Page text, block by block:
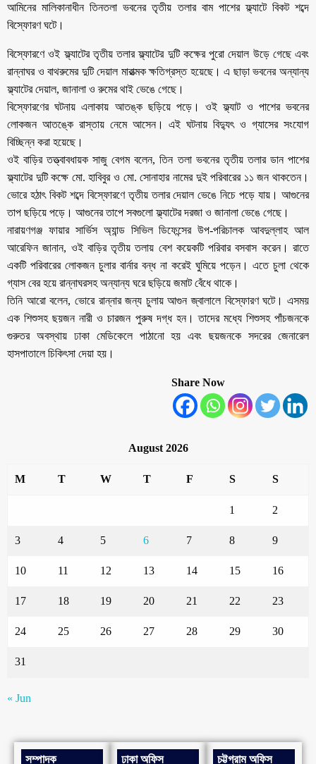
আমিনের মালিকানাধীন তিনতলা ভবনের তৃতীয় তলার বাম পাশের ফ্ল্যাটে বিকট শব্দে
বিস্ফোরণ ঘটে।
বিস্ফোরণে ওই ফ্ল্যাটের তৃতীয় তলার ফ্ল্যাটের দুটি কক্ষের পুরো দেয়াল উড়ে গেছে এবং
রান্নাঘর ও বাথরুমের দুটি দেয়াল মারাত্মক ক্ষতিগ্রস্ত হয়েছে। এ ছাড়া ভবনের অন্যান্য
ফ্ল্যাটের দেয়াল, জানালা ও রুমের থাই ভেঙে গেছে।
বিস্ফোরণের ঘটনায় এলাকায় আতঙ্ক ছড়িয়ে পড়ে। ওই ফ্ল্যাট ও পাশের ভবনের
লোকজন আতঙ্কে রাস্তায় নেমে আসেন। এই ঘটনায় বিদ্যুৎ ও গ্যাসের সংযোগ
বিচ্ছিন্ন করা হয়েছে।
ওই বাড়ির তত্ত্বাবধায়ক সাজু বেগম বলেন, তিন তলা ভবনের তৃতীয় তলার ডান পাশের
ফ্ল্যাটের দুটি কক্ষে মো. হাবিবুর ও মো. সোনাহার নামের দুই পরিবারের ১১ জন থাকতেন।
ভোরে হঠাৎ বিকট শব্দে বিস্ফোরণে তৃতীয় তলার দেয়াল ভেঙে নিচে পড়ে যায়। আগুনের
তাপ ছড়িয়ে পড়ে। আগুনের তাপে সবগুলো ফ্ল্যাটের দরজা ও জানালা ভেঙে গেছে।
নারায়ণগঞ্জ ফায়ার সার্ভিস অ্যান্ড সিভিল ডিফেন্সের উপ-পরিচালক আবদুল্লাহ আল
আরেফিন জানান, ওই বাড়ির তৃতীয় তলায় বেশ কয়েকটি পরিবার বসবাস করেন। রাতে
একটি পরিবারের লোকজন চুলার বার্নার বন্ধ না করেই ঘুমিয়ে পড়েন। এতে চুলা থেকে
গ্যাস বের হয়ে রান্নাঘরসহ অন্যান্য ঘরে ছড়িয়ে জমাট বেঁধে থাকে।
তিনি আরো বলেন, ভোরে রান্নার জন্য চুলায় আগুন জ্বালালে বিস্ফোরণ ঘটে। এসময়
এক শিশুসহ ছয়জন নারী ও চারজন পুরুষ দগ্ধ হন। তাদের মধ্যে শিশুসহ পাঁচজনকে
গুরুতর অবস্থায় ঢাকা মেডিকেলে পাঠানো হয় এবং ছয়জনকে সদরের জেনারেল
হাসপাতালে চিকিৎসা দেয়া হয়।
Share Now
August 2026
M T W T F S S
1 2
3 4 5 6 7 8 9
10 11 12 13 14 15 16
17 18 19 20 21 22 23
24 25 26 27 28 29 30
31
« Jun
সম্পাদক ঢাকা অফিস চট্টগ্রাম অফিস